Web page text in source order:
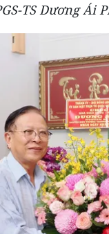
TS Dương Ái